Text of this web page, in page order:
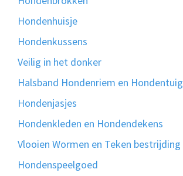
Hondenhuisje
Hondenkussens
Veilig in het donker
Halsband Hondenriem en Hondentuig
Hondenjasjes
Hondenkleden en Hondendekens
Vlooien Wormen en Teken bestrijding
Hondenspeelgoed